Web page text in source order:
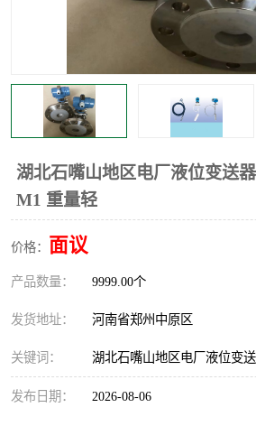
湖北石嘴山地区电厂液位变送
M1 重量轻
价格： 面议
产品数量： 9999.00个
发货地址： 河南省郑州中原区
关键词： 湖北石嘴山地区电厂液位变
发布日期： 2026-08-06
电量
流量计 工业